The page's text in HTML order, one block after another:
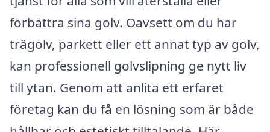
förbättra sina golv. Oavsett om du har
trägolv, parkett eller ett annat typ av golv,
kan professionell golvslipning ge nytt liv
till ytan. Genom att anlita ett erfaret
företag kan du få en lösning som är både